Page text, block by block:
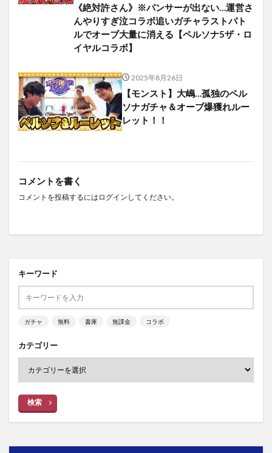
《絶対許さん》※パンサーが出ない…運営さ
んやりすぎ泣コラボ追いガチャラストバト
ルでオーブ大量に消える【ペルソナ5ザ・ロ
イヤルコラボ】
2025年8月26日
【モンスト】大嶋…孤独のペル
ソナガチャ＆オーブ爆獲れルー
レット！！
コメントを書く
コメントを投稿するには ログイン してください。
キーワード
ガチャ 無料 書庫 無課金 コラボ
カテゴリー
検索